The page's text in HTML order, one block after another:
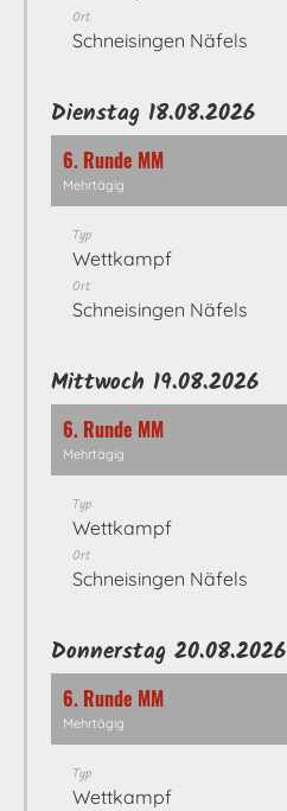
Ort
Schneisingen Näfels
Dienstag 18.08.2026
6. Runde MM
Mehrtägig
Typ
Wettkampf
Ort
Schneisingen Näfels
Mittwoch 19.08.2026
6. Runde MM
Mehrtägig
Typ
Wettkampf
Ort
Schneisingen Näfels
Donnerstag 20.08.2026
6. Runde MM
Mehrtägig
Typ
Wettkampf